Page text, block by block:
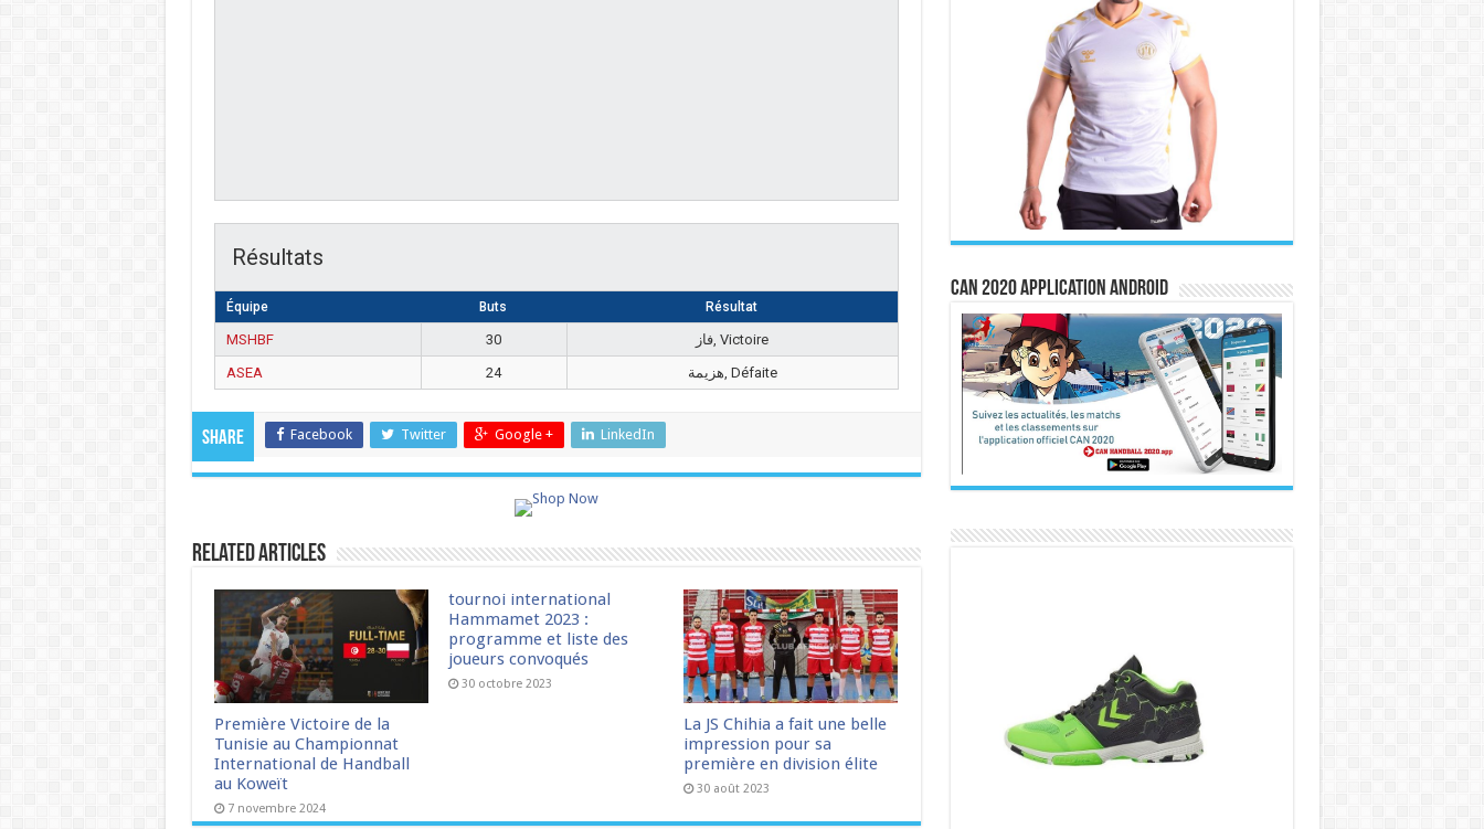
Résultats
Équipe Buts Résultat
MSHBF 30
فاز, Victoire
ASEA
24 هزيمة, Défaite
Share Facebook Twitter Google + LinkedIn
Related Articles
Première Victoire de la
Tunisie au Championnat
International de Handball
au Koweït
7 novembre 2024
tournoi international
Hammamet 2023 :
programme et liste des
joueurs convoqués
30 octobre 2023
La JS Chihia a fait une belle
impression pour sa
première en division élite
30 août 2023
CAN 2020 Application Android